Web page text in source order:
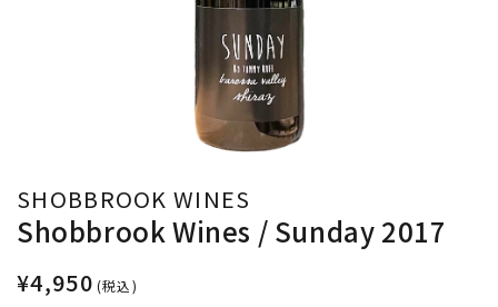
SHOBBROOK WINES
Shobbrook Wines / Sunday 2017
¥4,950 (税込)